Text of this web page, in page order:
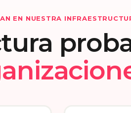
EN NUESTRA